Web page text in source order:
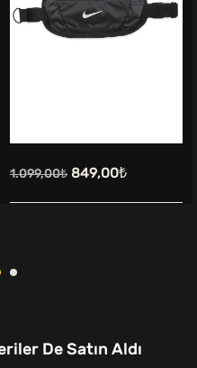
1.099,00₺ Orijinal
fiyat:
849,00₺Şu
andaki
De Satın Aldı